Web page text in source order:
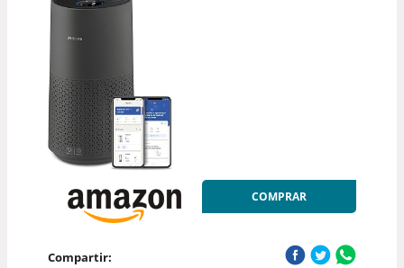
COMPRAR
Compartir: